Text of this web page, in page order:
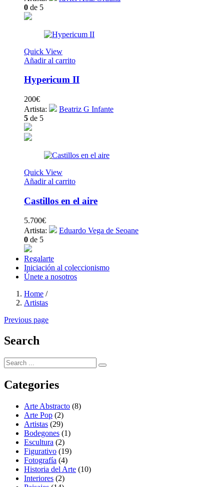
0 de 5
Quick View
Añadir al carrito
Hypericum II
200€
Artista:
Beatriz G Infante
5 de 5
Quick View
Añadir al carrito
Castillos en el aire
5.700€
Artista:
Eduardo Vega de Seoane
0 de 5
Regalarte
Iniciación al coleccionismo
Únete a nosotros
Home /
Artistas
Previous page
Search
Categories
Arte Abstracto (8)
Arte Pop (2)
Artistas (29)
Bodegones (1)
Escultura (2)
Figurativo (19)
Fotografía (4)
Historia del Arte (10)
Interiores (2)